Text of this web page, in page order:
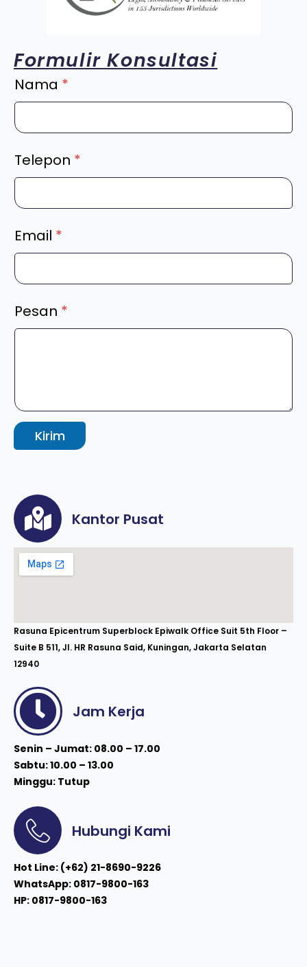
Formulir Konsultasi
Nama *
Telepon *
Email *
Pesan *
Kirim
Kantor Pusat
Rasuna Epicentrum Superblock Epiwalk Office Suit 5th Floor –
Suite B 511, Jl. HR Rasuna Said, Kuningan, Jakarta Selatan
12940
Jam Kerja
Senin – Jumat: 08.00 – 17.00
Sabtu: 10.00 – 13.00
Minggu: Tutup
Hubungi Kami
Hot Line: (+62) 21-8690-9226
WhatsApp: 0817-9800-163
HP: 0817-9800-163